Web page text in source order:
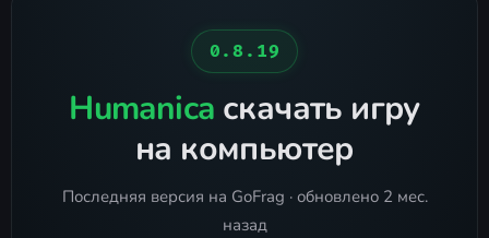
0.8.19
Humanica скачать игру
на компьютер
Последняя версия на GoFrag · обновлено 2 мес.
назад